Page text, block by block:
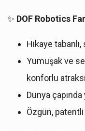
✨ DOF Robotics
Hikaye
Yumuşak ve
konforlu
Dünya
Özgün,